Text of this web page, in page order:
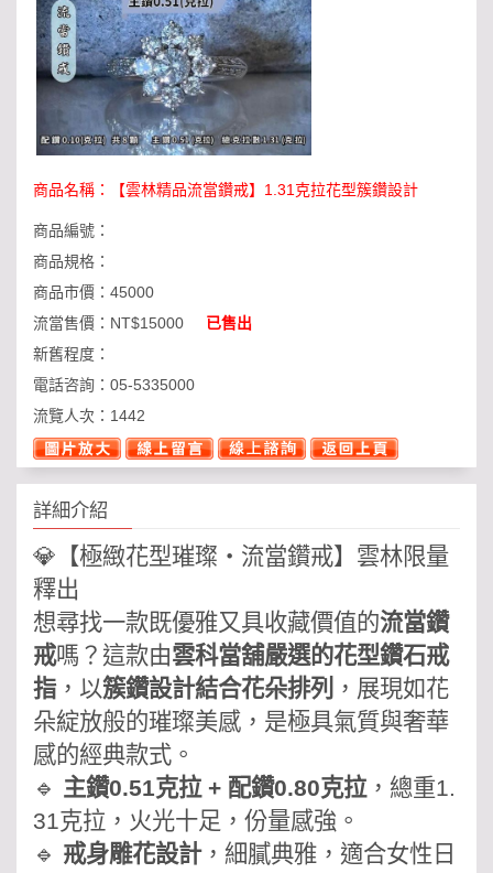
商品名稱： 【雲林精品流當鑽戒】1.31克拉花型簇鑽設計
商品編號：
商品規格：
商品市價： 45000
流當售價： NT$15000
已售出
新舊程度：
電話咨詢： 05-5335000
流覽人次： 1442
詳細介紹
💎【極緻花型璀璨・流當鑽戒】雲林限量
釋出
想尋找一款既優雅又具收藏價值的流當鑽
戒嗎？這款由雲科當舖嚴選的花型鑽石戒
指，以簇鑽設計結合花朵排列 ，展現如花
朵綻放般的璀璨美感，是極具氣質與奢華
感的經典款式。
🔹 主鑽0.51克拉 + 配鑽0.80克拉，總重1.
31克拉，火光十足，份量感強。
🔹 戒身雕花設計，細膩典雅，適合女性日